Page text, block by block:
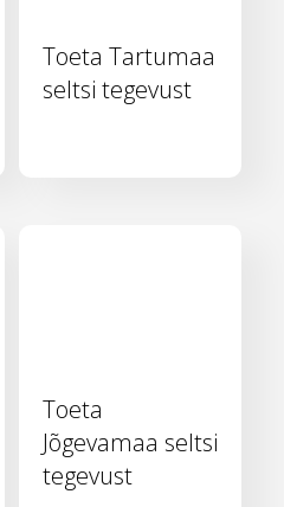
Toeta Tartumaa
seltsi tegevust
Toeta
Jõgevamaa seltsi
tegevust